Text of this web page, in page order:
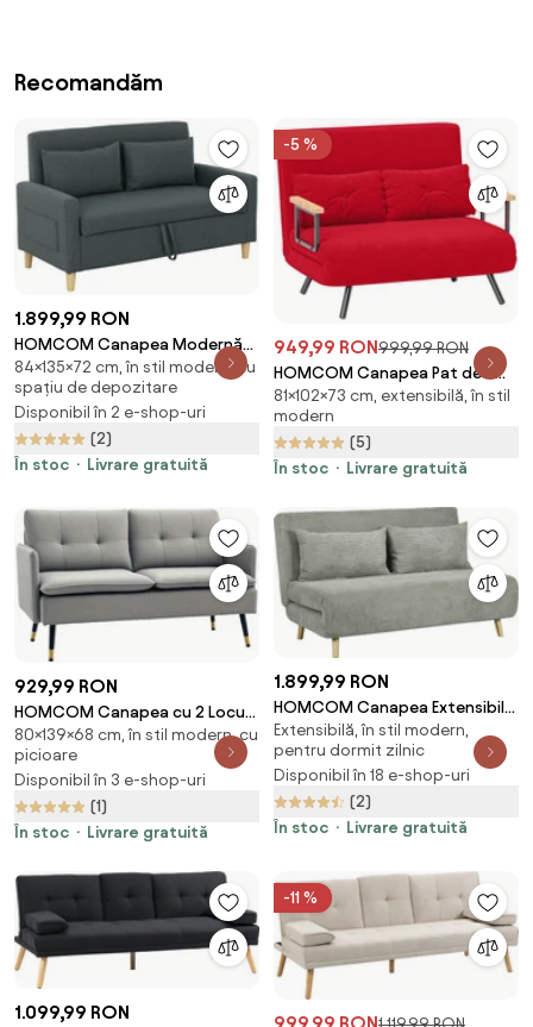
Recomandăm
1.899,99 RON
HOMCOM Canapea Modernă
cu 2 Locuri, Brațe, 2 Perne
Detașabile și Spațiu pentru
Depozitare, 135x72x84 cm, Gri |
Aosom Romania
84×135×72 cm, în stil modern, cu
spațiu de depozitare
Disponibil în 2 e-shop-uri
(2)
În stoc
Livrare gratuită
-5 %
949,99 RON999,99 RON
HOMCOM Canapea Pat de 2
Locuri cu Spătar Reglabil pe 5
Nivele, Canapea Pat Pliabilă
Matrimonială, 102x73x81 cm,
Roșu | Aosom Romania
81×102×73 cm, extensibilă, în stil
modern
(5)
În stoc
Livrare gratuită
929,99 RON
HOMCOM Canapea cu 2 Locuri
din Material Textil cu Perne
Capitonate, Canapea
Modernă cu 2 Locuri cu Picioare
din Oțel 139x68x80cm, Gri |
Aosom Romania
80×139×68 cm, în stil modern, cu
picioare
Disponibil în 3 e-shop-uri
(1)
În stoc
Livrare gratuită
1.899,99 RON
HOMCOM Canapea Extensibila
cu 2 Locuri, Gri | Aosom
Romania
Extensibilă, în stil modern,
pentru dormit zilnic
Disponibil în 18 e-shop-uri
(2)
În stoc
Livrare gratuită
1.099,99 RON
-11 %
999,99 RON